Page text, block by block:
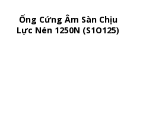
Ống Cứng Âm Sàn Chịu
Lực Nén 1250N (S1O125)